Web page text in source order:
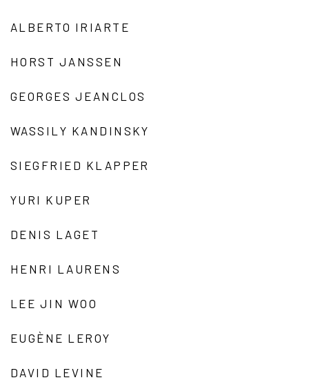
ALBERTO IRIARTE
HORST JANSSEN
GEORGES JEANCLOS
WASSILY KANDINSKY
SIEGFRIED KLAPPER
YURI KUPER
DENIS LAGET
HENRI LAURENS
LEE JIN WOO
EUGÈNE LEROY
DAVID LEVINE